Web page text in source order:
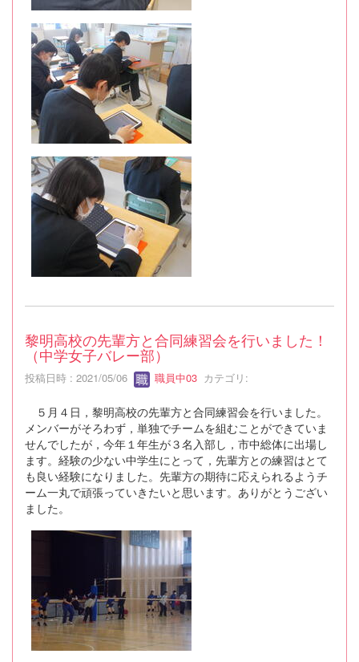
黎明高校の先輩方と合同練習会を行いました！
（中学女子バレー部）
投稿日時 : 2021/05/06 職員中03 カテゴリ:
５月４日，黎明高校の先輩方と合同練習会を行いました。
メンバーがそろわず，単独でチームを組むことができていま
せんでしたが，今年１年生が３名入部し，市中総体に出場し
ます。経験の少ない中学生にとって，先輩方との練習はとて
も良い経験になりました。先輩方の期待に応えられるようチ
ーム一丸で頑張っていきたいと思います。ありがとうござい
ました。